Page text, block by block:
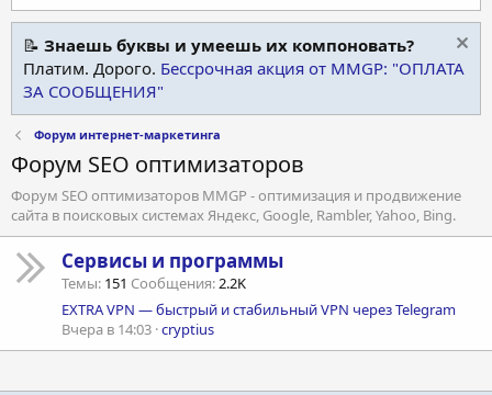
📝 Знаешь буквы и умеешь их компоновать?
Платим. Дорого. Бессрочная акция от MMGP: "ОПЛАТА
ЗА СООБЩЕНИЯ"
Форум интернет-маркетинга
Форум SEO оптимизаторов
Форум SEO оптимизаторов MMGP - оптимизация и продвижение
сайта в поисковых системах Яндекс, Google, Rambler, Yahoo, Bing.
Сервисы и программы
Темы 151 Сообщения 2.2K
EXTRA VPN — быстрый и стабильный VPN через Telegram
Вчера в 14:03 cryptius